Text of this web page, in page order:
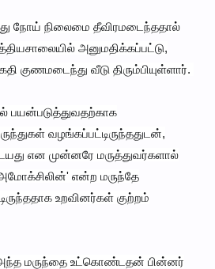
நோய் நிலைமை தீவிரமடைந்ததால்
அனுமதிக்கப்பட்டு,
குணமடைந்து வீடு திரும்பியுள்ளார்.
பயன்படுத்துவதற்காக
வழங்கப்பட்டிருந்ததுடன்,
என முன்னரே மருத்துவர்களால்
'அமோக்சிலின்' என்ற மருந்தே
உறவினர்கள் குற்றம்
மருந்தை உட்கொண்டதன் பின்னர்